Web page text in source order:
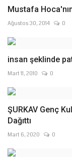
Mustafa
Ağustos 30, 2014 0
insan şeklinde
Mart 11, 2010 0
ŞURKAV Genç
Dağıttı
Mart 6, 2020 0